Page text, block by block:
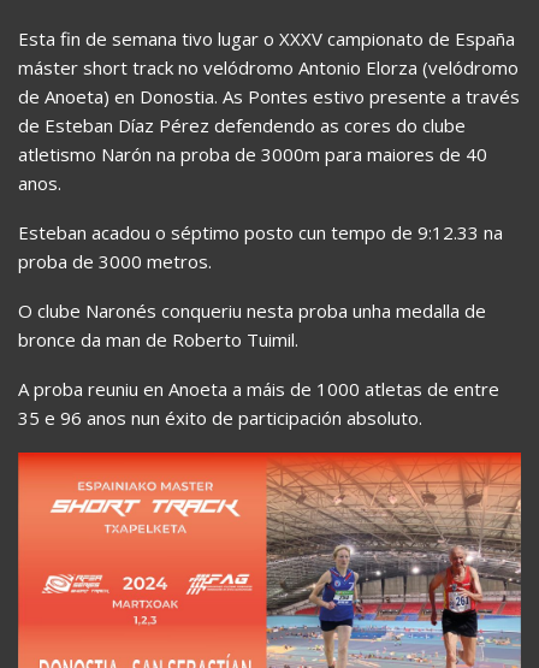
Esta fin de semana tivo lugar o XXXV campionato de España
máster short track no velódromo Antonio Elorza (velódromo
de Anoeta) en Donostia. As Pontes estivo presente a través
de Esteban Díaz Pérez defendendo as cores do clube
atletismo Narón na proba de 3000m para maiores de 40
anos.
Esteban acadou o séptimo posto cun tempo de 9:12.33 na
proba de 3000 metros.
O clube Naronés conqueriu nesta proba unha medalla de
bronce da man de Roberto Tuimil.
A proba reuniu en Anoeta a máis de 1000 atletas de entre
35 e 96 anos nun éxito de participación absoluto.